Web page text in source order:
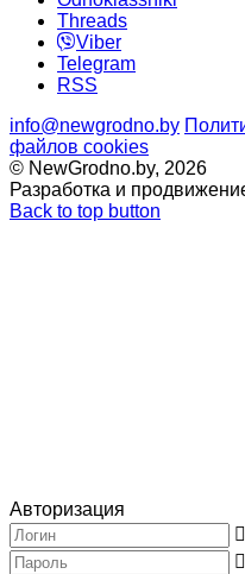
Threads
Viber
Telegram
RSS
info@newgrodno.by
файлов cookies
© NewGrodno.by, 2026
Разработка и
Back to top button
Авторизация